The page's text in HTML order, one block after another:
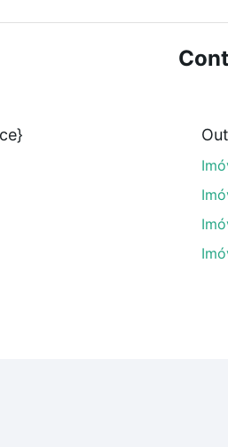
combinar perfeitamente com
PR ideal para você na Loft.
seu orçamento. Se ainda
a gente para comprar o imóvel